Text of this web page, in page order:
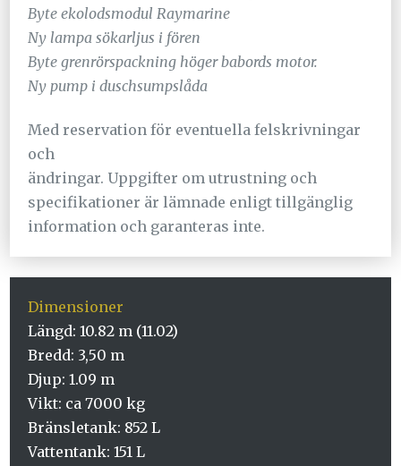
Byte ekolodsmodul Raymarine
Ny lampa sökarljus i fören
Byte grenrörspackning höger babords motor.
Ny pump i duschsumpslåda
Med reservation för eventuella felskrivningar
och
ändringar. Uppgifter om utrustning och
specifikationer är lämnade enligt tillgänglig
information och garanteras inte.
Dimensioner
Längd: 10.82 m (11.02)
Bredd: 3,50 m
Djup: 1.09 m
Vikt: ca 7000 kg
Bränsletank: 852 L
Vattentank: 151 L